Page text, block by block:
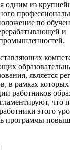
одним из
по
и
является
в рамках которых
работников
что
этого
программы